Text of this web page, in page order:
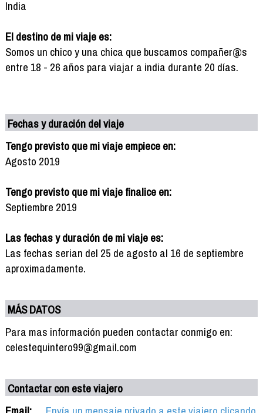
India
El destino de mi viaje es:
Somos un chico y una chica que buscamos compañer@s
entre 18 - 26 años para viajar a india durante 20 días.
Fechas y duración del viaje
Tengo previsto que mi viaje empiece en:
Agosto 2019
Tengo previsto que mi viaje finalice en:
Septiembre 2019
Las fechas y duración de mi viaje es:
Las fechas serian del 25 de agosto al 16 de septiembre
aproximadamente.
MÁS DATOS
Para mas información pueden contactar conmigo en:
celestequintero99@gmail.com
Contactar con este viajero